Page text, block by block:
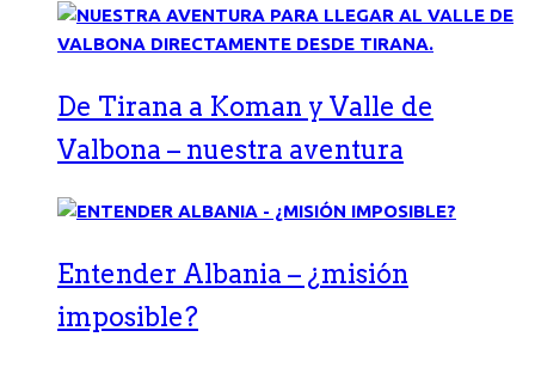
De Tirana a Koman y Valle de
Valbona – nuestra aventura
Entender Albania – ¿misión
imposible?